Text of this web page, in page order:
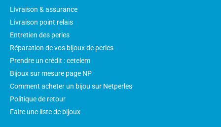
Livraison & assurance
Livraison point relais
Entretien des perles
Réparation de vos bijoux de perles
Prendre un crédit : cetelem
Bijoux sur mesure page NP
Comment acheter un bijou sur Netperles
Politique de retour
Faire une liste de bijoux